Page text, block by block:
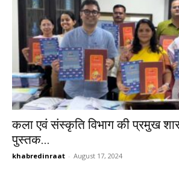
कला एवं संस्कृति विभाग की प्रमुख
पुस्तक...
khabredinraat - August 17, 2024